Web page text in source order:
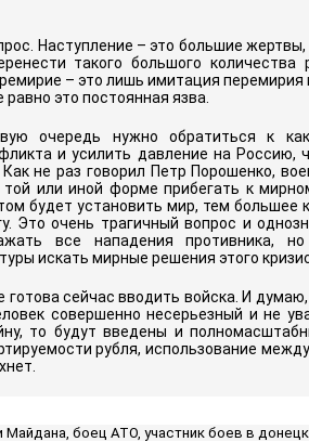
Наступление – это большие
такого большого
– это лишь имитация перемирия
равно это постоянная язва.
очередь нужно обратиться к
и усилить давление на Россию,
не раз говорил Петр Порошенко,
той или иной форме прибегать к
будет установить мир, тем большее
Это очень трагичный вопрос и
все нападения противника,
искать мирные решения этого
сейчас вводить войска. И
совершенно несерьезный и не
то будут введены и
рубля, использование
Майдана, боец АТО, участник боев в